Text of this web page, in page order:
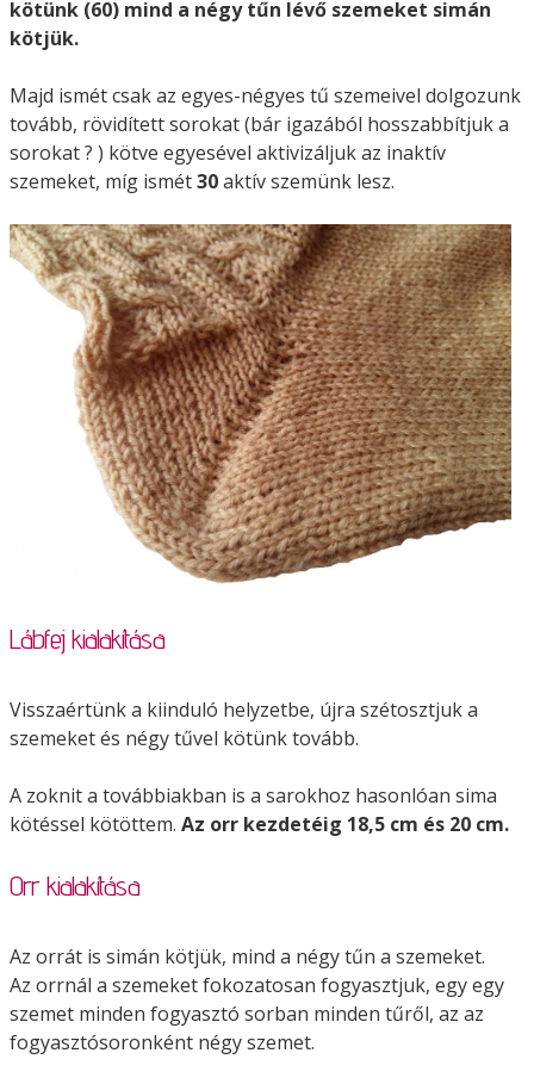
kötünk (60) mind a négy tűn lévő szemeket simán
kötjük.
Majd ismét csak az egyes-négyes tű szemeivel dolgozunk
tovább, rövidített sorokat (bár igazából hosszabbítjuk a
sorokat ? ) kötve egyesével aktivizáljuk az inaktív
szemeket, míg ismét30aktív szemünk lesz.
Lábfej kialakítása
Visszaértünk a kiinduló helyzetbe, újra szétosztjuk a
szemeket és négy tűvel kötünk tovább.
A zoknit a továbbiakban is a sarokhoz hasonlóan sima
kötéssel kötöttem. Az orr kezdetéig 18,5 cm és 20 cm.
Orr kialakítása
Az orrát is simán kötjük, mind a négy tűn a szemeket.
Az orrnál a szemeket fokozatosan fogyasztjuk, egy egy
szemet minden fogyasztó sorban minden tűről, az az
fogyasztósoronként négy szemet.